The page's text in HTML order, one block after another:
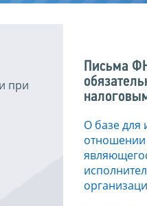
при
Письма
О базе для
отношении